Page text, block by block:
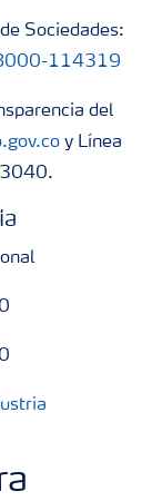
Sociedades:
114319
del
y Línea